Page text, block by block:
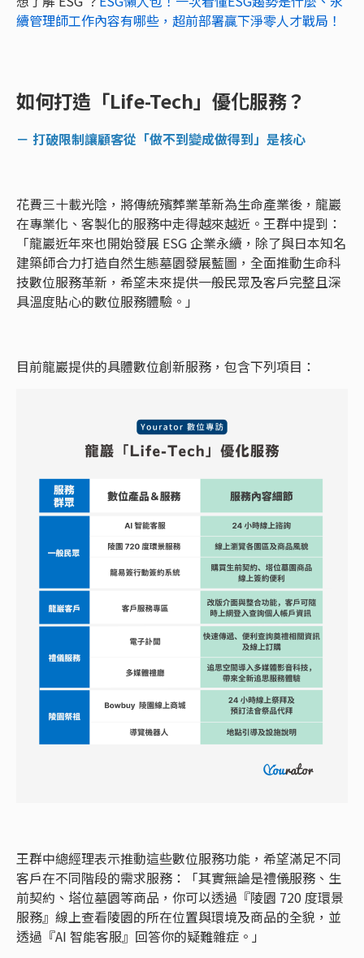
續管理師工作內容有哪些，超前部署贏下淨零人才戰局！
如何打造「Life-Tech」優化服務？
－ 打破限制讓顧客從「做不到變成做得到」是核心
花費三十載光陰，將傳統殯葬業革新為生命產業後，龍巖
在專業化、客製化的服務中走得越來越近。王群中提到：
「龍巖近年來也開始發展 ESG 企業永續，除了與日本知名
建築師合力打造自然生態墓園發展藍圖，全面推動生命科
技數位服務革新，希望未來提供一般民眾及客戶完整且深
具溫度貼心的數位服務體驗。」
目前龍巖提供的具體數位創新服務，包含下列項目：
王群中總經理表示推動這些數位服務功能，希望滿足不同
客戶在不同階段的需求服務：「其實無論是禮儀服務、生
前契約、塔位墓園等商品，你可以透過『陵園 720 度環景
服務』線上查看陵園的所在位置與環境及商品的全貌，並
透過『AI 智能客服』回答你的疑難雜症。」